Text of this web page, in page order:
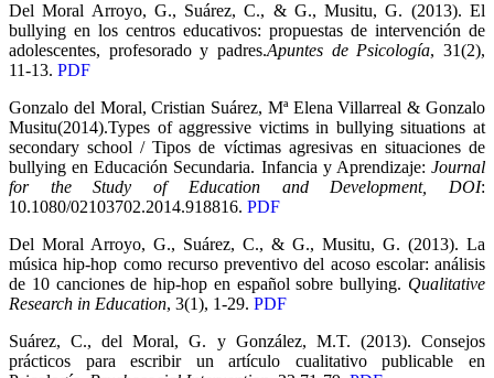
Del Moral Arroyo, G., Suárez, C., & G., Musitu, G. (2013). El
bullying en los centros educativos: propuestas de intervención de
adolescentes, profesorado y padres.Apuntes de Psicología, 31(2),
11-13. PDF
Gonzalo del Moral, Cristian Suárez, Mª Elena Villarreal & Gonzalo
Musitu(2014).Types of aggressive victims in bullying situations at
secondary school / Tipos de víctimas agresivas en situaciones de
bullying en Educación Secundaria. Infancia y Aprendizaje: Journal
for the Study of Education and Development, DOI:
10.1080/02103702.2014.918816. PDF
Del Moral Arroyo, G., Suárez, C., & G., Musitu, G. (2013). La
música hip-hop como recurso preventivo del acoso escolar: análisis
de 10 canciones de hip-hop en español sobre bullying. Qualitative
Research in Education, 3(1), 1-29. PDF
Suárez, C., del Moral, G. y González, M.T. (2013). Consejos
prácticos para escribir un artículo cualitativo publicable en